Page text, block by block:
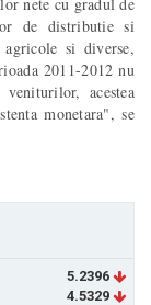
de distributie si
si diverse,
2011-2012 nu
acestea
monetara", se
5.2396
4.5329